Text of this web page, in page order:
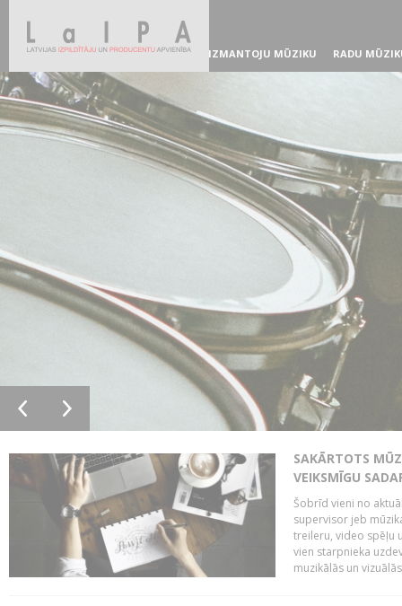
IZMANTOJU MŪZIKU RADU
SAKĀRTOTS
VEIKSMĪGU
Šobrīd vieni no
supervisor jeb
treileru, video spēļu
vien starpnieka
muzikālās un